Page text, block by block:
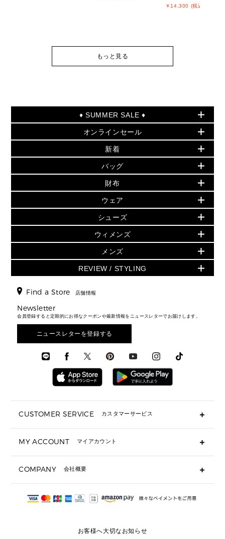
￥14,300 (税込)
もっと見る
♦ SUMMER SALE ♦
セールおすすめアイテム
▶ ウィメンズ
バッグ
小物
シューズ・靴
ウェア
アクセサリー
時計
▶ メンズ
バッグ
ウェア
アクセサリー
オンラインセール
PRODUCT OF THE MONTH - 今月の特別価格
再値下げアイテム
追加アイテム
▶ ウィメンズすべて(ウェア・シューズ除く)
バッグ
財布・小物
ウェア
シューズ
時計・ジュエリー
アクセサリー
メンズ バッグ
メンズ 財布・小物
メンズ シューズ
メンズ ウェア
メンズ 時計・その他
新着
夏のスタイル
▶ すべて
▶ ウィメンズすべて
財布・小物
アクセサリー
フレグランス
シューズ
▶ メンズすべて
メンズ財布・小物
メンズアクセサリー
メンズウェア
バッグ
人気の定番アイテム
日本限定 - バッグ
▶ ウィメンズすべて
トートバッグ
ショルダーバッグ
クロスボディ・斜め掛け
トラベル
3 IN 1 / 2 IN 1 バッグ
▶ メンズすべて
財布
日本限定 - 財布・小物
▶ ウィメンズすべて
GREENWICH
折り財布(二つ折り・三つ折り)
長財布
▶ メンズすべて
ウェア
▶ ウィメンズすべて
トップス
スカート・パンツ
ジャケット・アウター
▶ メンズすべて
シューズ
▶ ウィメンズすべて
サンダル
スニーカー
▶ メンズすべて
ウィメンズ
人気の定番アイテム
▶ ウィメンズすべて
▶ バッグすべて
通勤・通学アイテム
3 IN 1 バッグ
ミニ財布・フラグメントケース
▶ 小物すべて
定期ケース・カードケース・名刺入れ
スニーカー
▶ ウェア
メンズ
▶ メンズすべて
財布・小物
時計・ジュエリー
アクセサリー
REVIEW / STYLING
エディターレビュー
Find a Store 店舗情報
Newsletter
会員登録すると定期的にお得なクーポンや最新情報をニュースレターでお届けします。
ニュースレターを登録する
CUSTOMER SERVICE カスタマーサービス
ギフト用にラッピングができますか？
ショッピングバッグを購入商品分送ってもらえますか？
注文後に完了メールが受信できないのですが？
サイズ交換はできますか？
MY ACCOUNT マイアカウント
COMPANY 会社概要
会社概要
お客様へ大切なお知らせ